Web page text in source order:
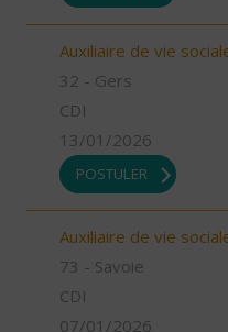
Auxiliaire de vie
32 - Gers
CDI
13/01/2026
POSTULER
Auxiliaire de vie
73 - Savoie
CDI
07/01/2026